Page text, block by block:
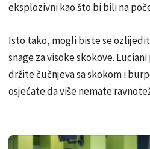
eksplozivni kao što bi bili na
Isto tako, mogli biste se
snage za visoke skokove.
držite čučnjeva sa skokom i
osjećate da više nemate